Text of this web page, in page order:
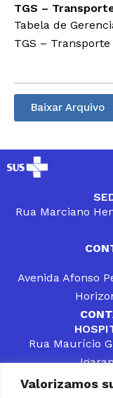
Valorizamos
TGS –
Tabela de
TGS –
Baixar Arquivo
Rua Marciano
Avenida Afonso
Rua Maurício
CONTATOS